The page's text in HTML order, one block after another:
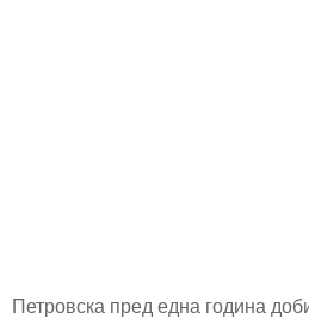
Петровска пред една година